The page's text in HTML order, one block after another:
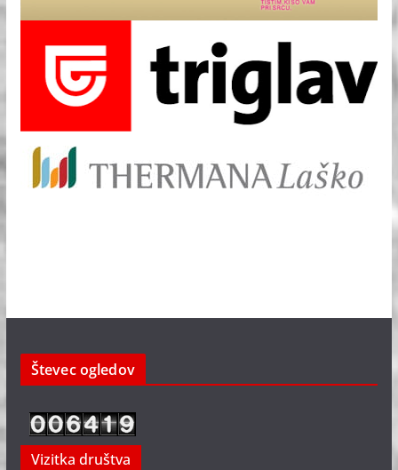
Števec ogledov
Vizitka društva